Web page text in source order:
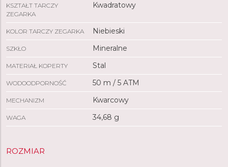
KSZTAŁT TARCZY
ZEGARKA
Kwadratowy
KOLOR TARCZY ZEGARKA Niebieski
SZKŁO Mineralne
MATERIAŁ KOPERTY Stal
WODOODPORNOŚĆ 50 m / 5 ATM
MECHANIZM Kwarcowy
WAGA 34,68 g
ROZMIAR